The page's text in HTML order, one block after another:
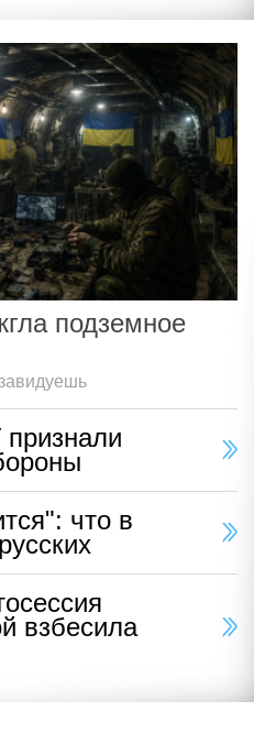
подземное
что в
взбесила